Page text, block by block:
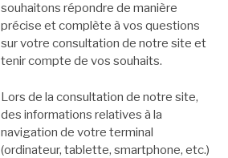
souhaitons répondre de manière
précise et complète à vos questions
sur votre consultation de notre site et
tenir compte de vos souhaits.
Lors de la consultation de notre site,
des informations relatives à la
navigation de votre terminal
(ordinateur, tablette, smartphone, etc.)